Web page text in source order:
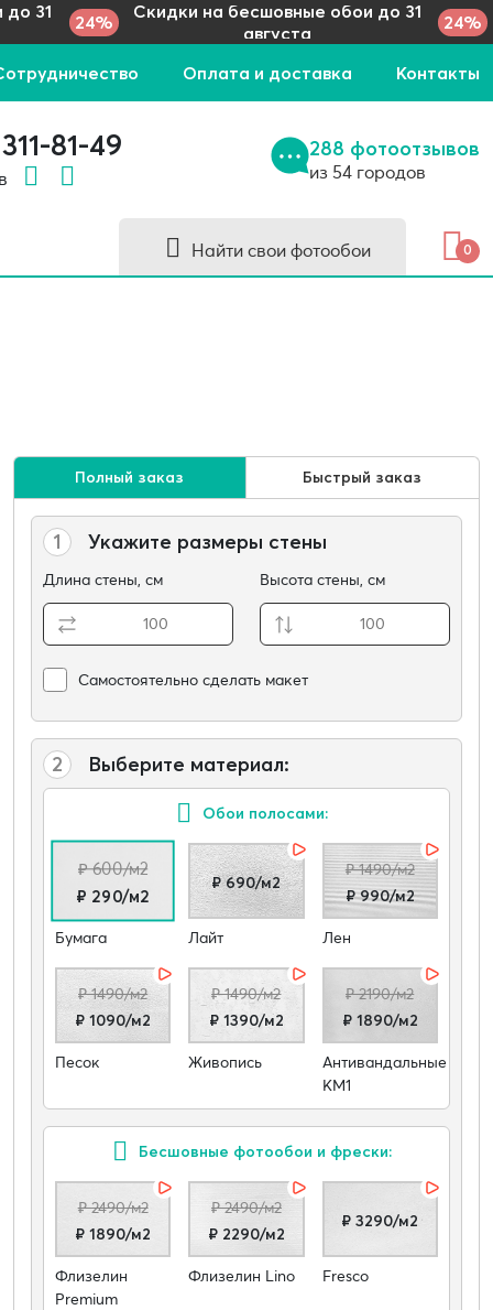
31
24%
Скидки на бесшовные обои до 31
августа
24%
Оплата и доставка Контакты
81-49 288 фотоотзывов
из 54 городов
Найти свои фотообои 0
Полный заказ Быстрый заказ
1 Укажите размеры стены
Длина стены, см Высота стены, см
Самостоятельно сделать макет
2 Выберите материал:
Обои полосами:
₽ 600/м2
₽ 290/м2
Бумага
₽ 690/м2
Лайт
₽ 1490/м2
₽ 990/м2
Лен
₽ 1490/м2
₽ 1090/м2
Песок
₽ 1490/м2
₽ 1390/м2
Живопись
₽ 2190/м2
₽ 1890/м2
Антивандальные
КМ1
Бесшовные фотообои и фрески:
₽ 2490/м2
₽ 1890/м2
Флизелин
Premium
₽ 2490/м2
₽ 2290/м2
Флизелин Lino
₽ 3290/м2
Fresco